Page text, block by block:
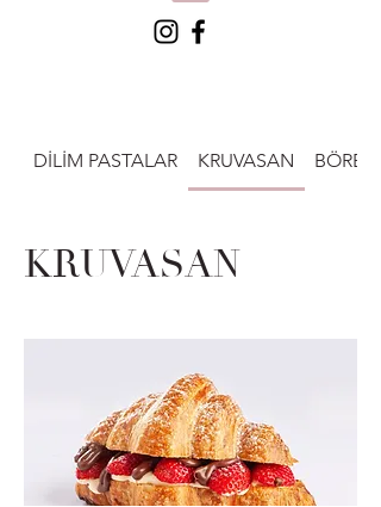
DİLİM PASTALAR KRUVASAN
KRUVASAN